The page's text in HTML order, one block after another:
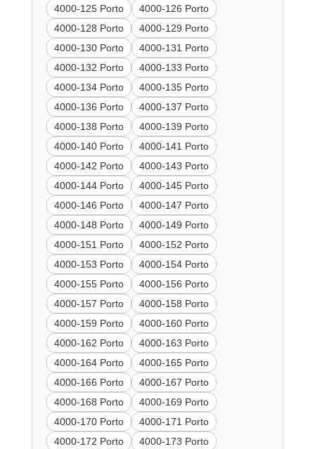
4000-125 Porto
4000-126 Porto
4000-128 Porto
4000-129 Porto
4000-130 Porto
4000-131 Porto
4000-132 Porto
4000-133 Porto
4000-134 Porto
4000-135 Porto
4000-136 Porto
4000-137 Porto
4000-138 Porto
4000-139 Porto
4000-140 Porto
4000-141 Porto
4000-142 Porto
4000-143 Porto
4000-144 Porto
4000-145 Porto
4000-146 Porto
4000-147 Porto
4000-148 Porto
4000-149 Porto
4000-151 Porto
4000-152 Porto
4000-153 Porto
4000-154 Porto
4000-155 Porto
4000-156 Porto
4000-157 Porto
4000-158 Porto
4000-159 Porto
4000-160 Porto
4000-162 Porto
4000-163 Porto
4000-164 Porto
4000-165 Porto
4000-166 Porto
4000-167 Porto
4000-168 Porto
4000-169 Porto
4000-170 Porto
4000-171 Porto
4000-172 Porto
4000-173 Porto